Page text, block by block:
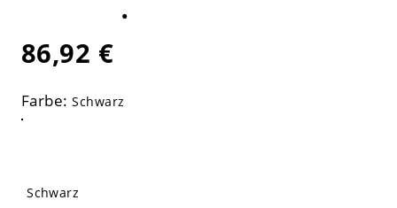
86,92 €
Farbe:Schwarz
Schwarz